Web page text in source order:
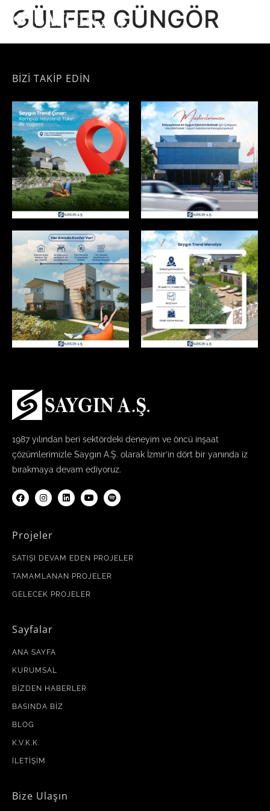
GÜLFER GÜNGÖR
BİZİ TAKİP EDİN
1987 yılından beri sektördeki deneyim ve öncü inşaat
çözümlerimizle Saygın A.Ş. olarak İzmir’in dört bir yanında iz
bırakmaya devam ediyoruz.
Projeler
SATIŞI DEVAM EDEN PROJELER
TAMAMLANAN PROJELER
GELECEK PROJELER
Sayfalar
ANA SAYFA
KURUMSAL
BIZDEN HABERLER
BASINDA BIZ
BLOG
K.V.K.K.
İLETIŞIM
Bize Ulaşın